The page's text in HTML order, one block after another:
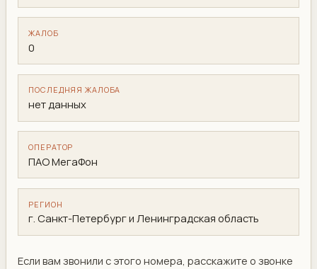
ЖАЛОБ
0
ПОСЛЕДНЯЯ ЖАЛОБА
нет данных
ОПЕРАТОР
ПАО МегаФон
РЕГИОН
г. Санкт-Петербург и Ленинградская область
Если вам звонили с этого номера, расскажите о звонке